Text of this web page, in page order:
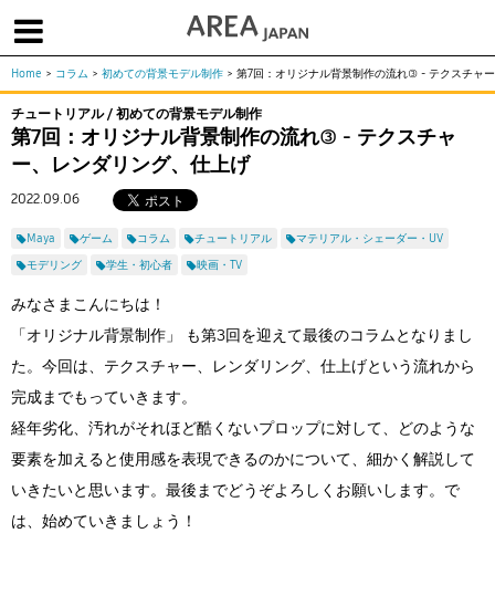
体験版で始める 学生向け無償版 ソフトを購入
About us | フォーラム | お問合せ | メールマガジン
コラム チュートリアル
ムービー
Movies
イベント
Events
プロダクト
注目のキーワード
インディー版
3DCGとは
ゲーム開発
建築・製造
アニメ
教育機関・学生
Flow Production Tracking（旧ShotGrid）
Flow Studio
Home > コラム > 初めての背景モデル制作 > 第7回：オリジナル背景制作の流れ③ - テクスチャ
チュートリアル / 初めての背景モデル制作
第7回：オリジナル背景制作の流れ③ - テクスチャ
ー、レンダリング、仕上げ
2022.09.06
Maya ゲーム コラム チュートリアル
マテリアル・シェーダー・UV
モデリング
学生・初心者 映画・TV
みなさまこんにちは！
「オリジナル背景制作」 も第3回を迎えて最後のコラムとなりまし
た。今回は、テクスチャー、レンダリング、仕上げという流れから
完成までもっていきます。
経年劣化、汚れがそれほど酷くないプロップに対して、どのような
要素を加えると使用感を表現できるのかについて、細かく解説して
いきたいと思います。最後までどうぞよろしくお願いします。で
は、始めていきましょう！